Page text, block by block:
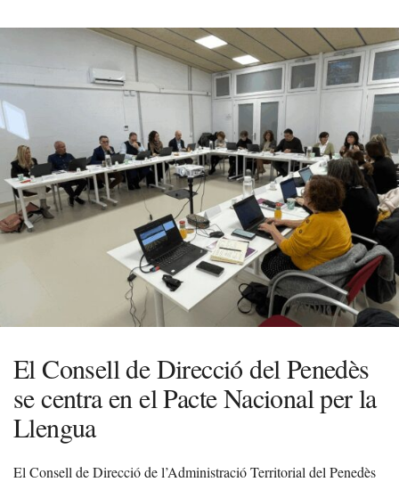
El Consell de Direcció del Penedès
se centra en el Pacte Nacional per la
Llengua
El Consell de Direcció de l’Administració Territorial del Penedès